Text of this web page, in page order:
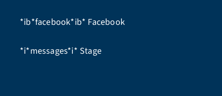
*ib*facebook*ib* Facebook
*i*messages*i* Stage